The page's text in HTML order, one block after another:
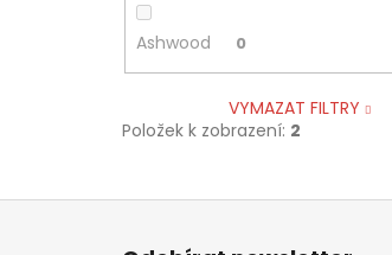
Ashwood 0
VYMAZAT FILTRY
Položek k zobrazení: 2